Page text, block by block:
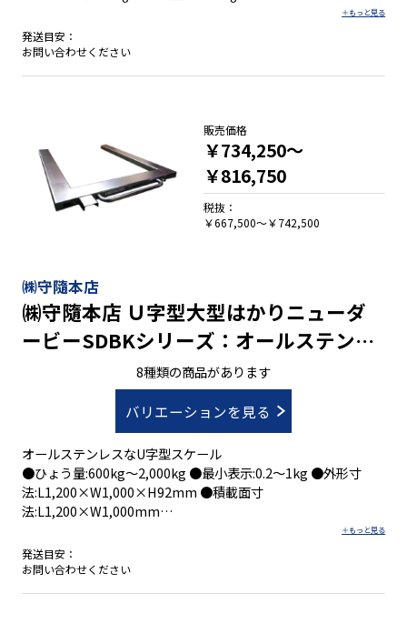
発送目安：
お問い合わせください
㈱守隨本店
㈱守隨本店 Ｕ字型大型はかりニューダ
ービーSDBKシリーズ：オールステンレ
スタイプ 0.2kg～1kg/600kg～2,000kg
8種類の商品があります
バリエーションを見る
オールステンレスなU字型スケール
●ひょう量:600kg～2,000kg ●最小表示:0.2～1kg ●外形寸
法:L1,200×W1,000×H92mm ●積載面寸
法:L1,200×W1,000mm
発送目安：
お問い合わせください
販売価格
￥734,250～
￥816,750
税抜：
￥667,500～￥742,500